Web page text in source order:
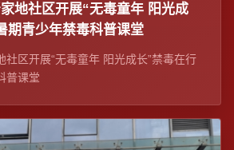
地社区开展“无毒童年 阳光成
期青少年禁毒科普课堂
社区开展“无毒童年 阳光成长”禁毒在行
普课堂